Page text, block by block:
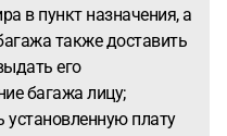
в пункт назначения, а
также доставить
его
багажа лицу;
установленную плату